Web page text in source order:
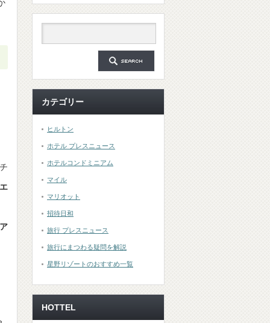
カテゴリー
ヒルトン
ホテル プレスニュース
ホテルコンドミニアム
マイル
マリオット
招待日和
旅行 プレスニュース
旅行にまつわる疑問を解説
星野リゾートのおすすめ一覧
HOTTEL